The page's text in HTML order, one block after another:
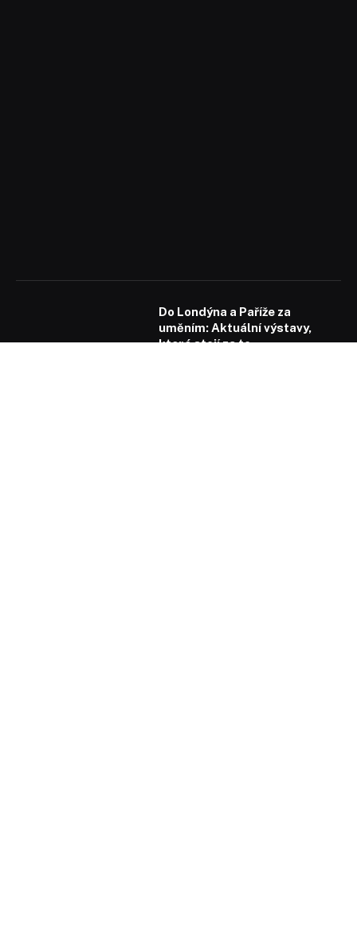
Do Londýna a Paříže za
uměním: Aktuální výstavy,
které stojí za to